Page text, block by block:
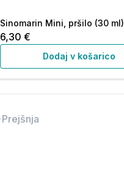
Sinomarin Mini, pršilo (30 ml)
6,30 €
Dodaj v košarico
Prejšnja